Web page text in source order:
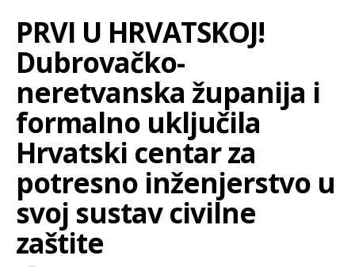
PRVI U HRVATSKOJ!
Dubrovačko-
neretvanska županija i
formalno uključila
Hrvatski centar za
potresno inženjerstvo u
svoj sustav civilne
zaštite